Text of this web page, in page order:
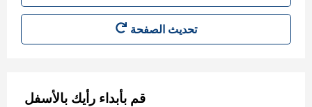
تحديث الصفحة
قم بأبداء رأيك بالأسفل